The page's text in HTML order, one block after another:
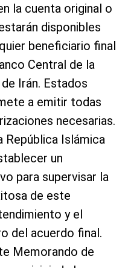
la cuenta original o
disponibles
beneficiario final
Central de la
Irán. Estados
a emitir todas
necesarias.
República Islámica
un
para supervisar la
de este
y el
del acuerdo final.
Memorando de